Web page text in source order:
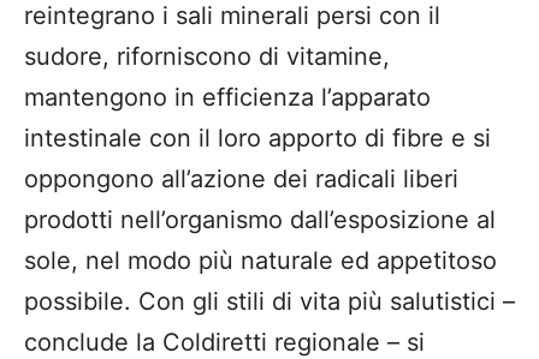
reintegrano i sali minerali persi con il
sudore, riforniscono di vitamine,
mantengono in efficienza l’apparato
intestinale con il loro apporto di fibre e si
oppongono all’azione dei radicali liberi
prodotti nell’organismo dall’esposizione al
sole, nel modo più naturale ed appetitoso
possibile. Con gli stili di vita più salutistici –
conclude la Coldiretti regionale – si